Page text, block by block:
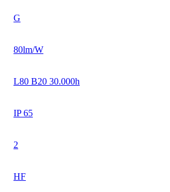
G
80lm/W
L80 B20 30.000h
IP 65
2
HF